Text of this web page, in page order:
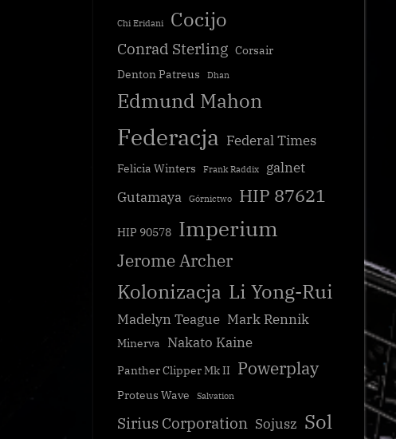
Wsparcie federalnego uderzenie przeciwko
syndykatowi zbrodni
CG
Chi Eridani Cocijo
Conrad Sterling Corsair
Denton Patreus
Dhan
Edmund Mahon
Federacja Federal Times
Felicia Winters Frank Raddix
galnet
Gutamaya
Górnictwo HIP 87621
HIP 90578 Imperium
Jerome Archer
Kolonizacja Li Yong-Rui
Madelyn Teague Mark Rennik
Minerva Nakato Kaine
Panther Clipper Mk II Powerplay
Proteus Wave Salvation
Sirius Corporation Sojusz Sol